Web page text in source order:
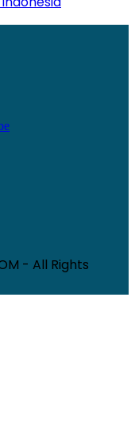
- All Rights